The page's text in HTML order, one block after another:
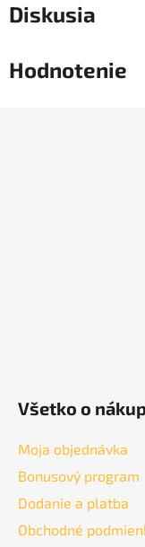
Diskusia
Hodnotenie
Všetko o
Moja objednávka
Bonusový program
Dodanie a platba
Obchodné